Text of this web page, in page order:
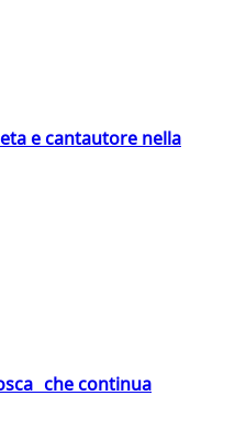
e cantautore nella
che continua